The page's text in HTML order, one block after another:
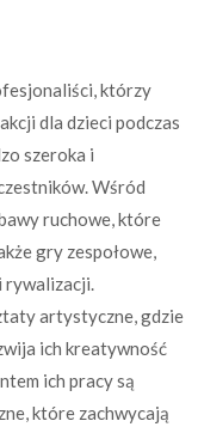
którzy
dla dzieci podczas
szeroka i
Wśród
ruchowe, które
gry zespołowe,
artystyczne, gdzie
ich kreatywność
ich pracy są
które zachwycają